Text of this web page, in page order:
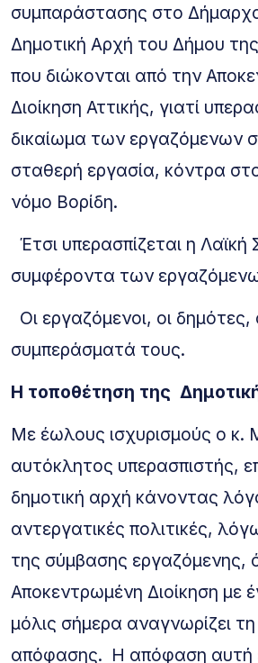
συμπαράστασης στο
Δημοτική Αρχή του Δήμου
που διώκονται από την
Διοίκηση Αττικής, γιατί
δικαίωμα των εργαζόμενων
σταθερή εργασία, κόντρα
νόμο Βορίδη.
Έτσι υπερασπίζεται η
συμφέροντα των
Οι εργαζόμενοι, οι
συμπεράσματά τους.
H τοποθέτηση της
Με έωλους ισχυρισμούς ο κ.
αυτόκλητος υπερασπιστής,
δημοτική αρχή κάνοντας
αντεργατικές πολιτικές,
της σύμβασης εργαζόμενης,
Αποκεντρωμένη Διοίκηση με
μόλις σήμερα αναγνωρίζει
απόφασης. Η απόφαση αυτή